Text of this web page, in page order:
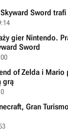
Sword
gier Nintendo.
Sword
of Zelda i Mario
grą
Gran